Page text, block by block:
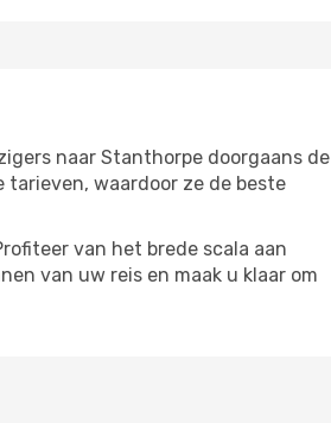
naar Stanthorpe doorgaans de
tarieven, waardoor ze de beste
van het brede scala aan
van uw reis en maak u klaar om